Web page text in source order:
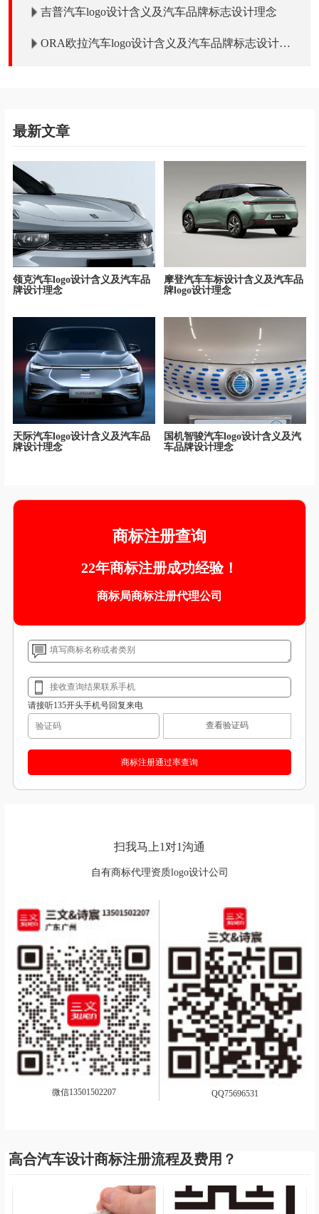
吉普汽车logo设计含义及汽车品牌标志设计理念
ORA欧拉汽车logo设计含义及汽车品牌标志设计理
最新文章
领克汽车logo设计含义及汽车品
牌设计理念
摩登汽车车标设计含义及汽车品
牌logo设计理念
天际汽车logo设计含义及汽车品
牌设计理念
国机智骏汽车logo设计含义及汽
车品牌设计理念
商标注册查询
22年商标注册成功经验！
商标局商标注册代理公司
请接听135开头手机号回复来电
查看验证码
扫我马上1对1沟通
自有商标代理资质logo设计公司
微信13501502207 QQ75696531
高合汽车设计商标注册流程及费用？